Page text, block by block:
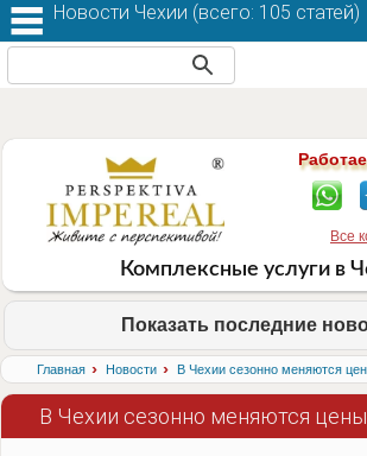
Все
Комплексные услуги в
Показать последние
Главная › Новости › В Чехии сезонно меняются
В Чехии сезонно меняются
Новости Чехии (всего: 105 статей)